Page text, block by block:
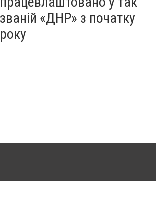
званій «ДНР» з початку
року